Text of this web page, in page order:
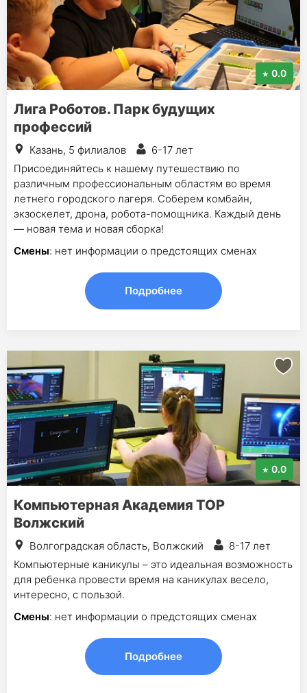
0.0
Лига Роботов. Парк будущих
профессий
Казань, 5 филиалов
6-17 лет
Присоединяйтесь к нашему путешествию по
различным профессиональным областям во время
летнего городского лагеря. Соберем комбайн,
экзоскелет, дрона, робота-помощника. Каждый день
— новая тема и новая сборка!
Смены: нет информации о предстоящих сменах
Подробнее
0.0
Компьютерная Академия TOP
Волжский
Волгоградская область, Волжский
8-17 лет
Компьютерные каникулы – это идеальная возможность
для ребенка провести время на каникулах весело,
интересно, с пользой.
Смены: нет информации о предстоящих сменах
Подробнее